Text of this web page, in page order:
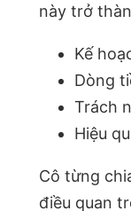
này trở
Kế
Dòng
Trách
Hiệu
Cô từng
điều quan